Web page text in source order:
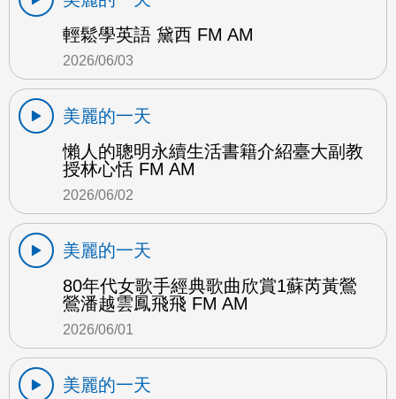
輕鬆學英語 黛西 FM AM
2026/06/03
美麗的一天
懶人的聰明永續生活書籍介紹臺大副教
授林心恬 FM AM
2026/06/02
美麗的一天
80年代女歌手經典歌曲欣賞1蘇芮黃鶯
鶯潘越雲鳳飛飛 FM AM
2026/06/01
美麗的一天